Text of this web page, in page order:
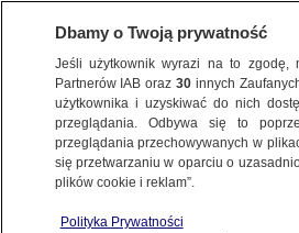
EMERYTURY
Czternasta
Sejm zrobił
Dbamy o Twoją prywatność
Jeśli użytkownik wyrazi na to zgodę,
Partnerów IAB oraz30 innych
użytkownika i uzyskiwać do nich
przeglądania. Odbywa się to
przeglądania przechowywanych w
się przetwarzaniu w oparciu o
plików cookie i reklam”.
Polityka Prywatności